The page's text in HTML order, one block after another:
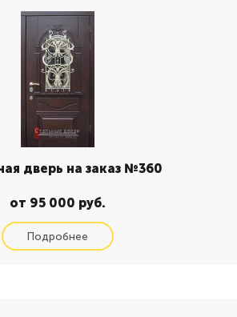
дверь на заказ №360
от 95 000 руб.